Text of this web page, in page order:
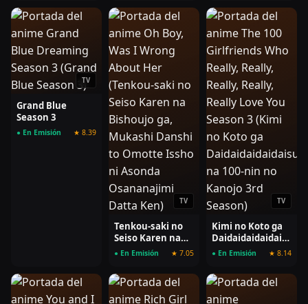
TV
Grand Blue
Season 3
● En Emisión ★ 8.39
TV
Tenkou-saki no
Seiso Karen na
Bishoujo ga,
to Omotte Issho
ni Asonda
Osananajimi
● En Emisión ★ 7.05
TV
Kimi no Koto ga
Daidaidaidaidaisuki
na 100-nin no
Season
● En Emisión ★ 8.14